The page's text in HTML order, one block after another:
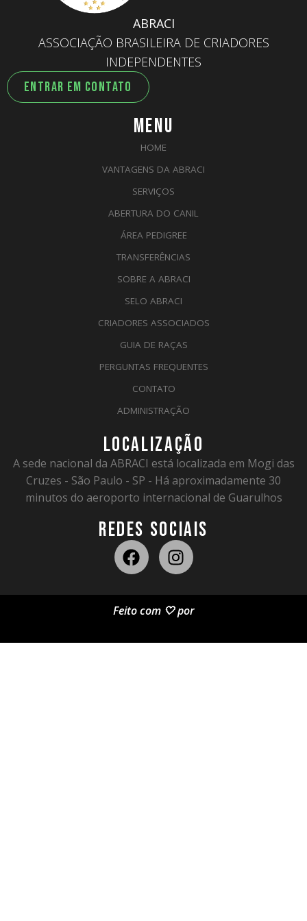
ABRACI
ASSOCIAÇÃO BRASILEIRA DE CRIADORES
INDEPENDENTES
ENTRAR EM CONTATO
MENU
HOME
VANTAGENS DA ABRACI
SERVIÇOS
ABERTURA DO CANIL
ÁREA PEDIGREE
TRANSFERÊNCIAS
SOBRE A ABRACI
SELO ABRACI
CRIADORES ASSOCIADOS
GUIA DE RAÇAS
PERGUNTAS FREQUENTES
CONTATO
ADMINISTRAÇÃO
LOCALIZAÇÃO
A sede nacional da ABRACI está localizada em Mogi das
Cruzes - São Paulo - SP - Há aproximadamente 30
minutos do aeroporto internacional de Guarulhos
REDES SOCIAIS
Feito com 🤍 por